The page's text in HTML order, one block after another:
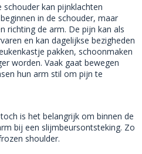
kan pijnklachten
in de schouder, maar
richting de arm. De pijn kan als
en kan dagelijkse bezigheden
pakken, schoonmaken
worden. Vaak gaat bewegen
hun arm stil om pijn te
is het belangrijk om binnen de
bij een slijmbeursontsteking. Zo
shoulder.